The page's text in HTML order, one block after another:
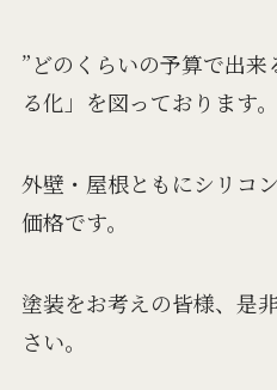
”どのくらいの予算で出
る化」を図っております。
外壁・屋根ともにシリコ
価格です。
塗装をお考えの皆様、是
さい。